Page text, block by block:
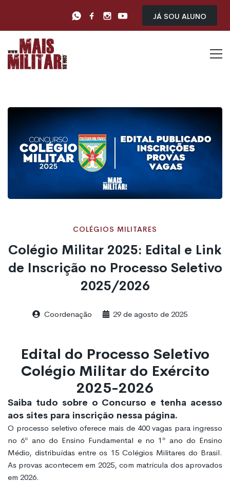
Já sou Aluno
COLÉGIOS MILITARES
Colégio Militar 2025: Edital e Link
de Inscrição no Processo Seletivo
2025/2026
Coordenação 29 de agosto de 2025
Edital do Processo Seletivo
Colégio Militar do Exército
2025-2026
Saiba tudo sobre o Concurso e tenha acesso
aos sites para inscrição nessa página.
O processo seletivo oferece mais de 400 vagas para ingresso
no 6º ano do Ensino Fundamental e no 1º ano do Ensino
Médio, distribuídas entre os 15 Colégios Militares do Brasil.
As provas acontecem em 2025, com matrícula dos aprovados
em 2026.